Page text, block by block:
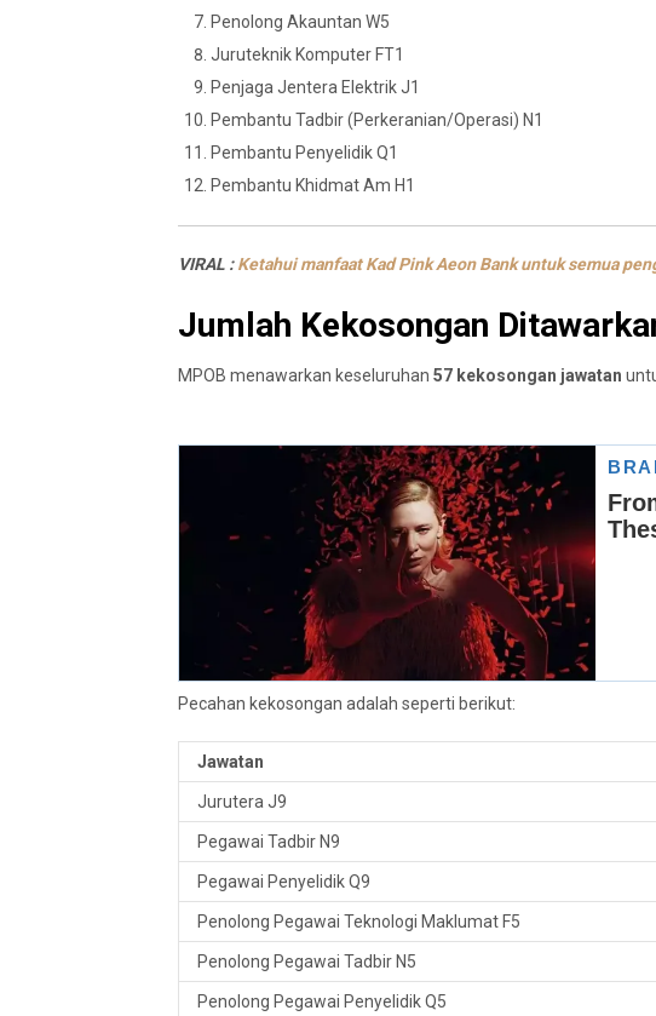
Penolong Akauntan W5
Juruteknik Komputer FT1
Penjaga Jentera Elektrik J1
Pembantu Tadbir (Perkeranian/Operasi) N1
Pembantu Penyelidik Q1
Pembantu Khidmat Am H1
VIRAL :Ketahui manfaat Kad Pink Aeon Bank untuk semua
Jumlah Kekosongan
MPOB menawarkan keseluruhan 57 kekosongan jawatan
Pecahan kekosongan adalah seperti berikut:
Jawatan
Jurutera J9
Pegawai Tadbir N9
Pegawai Penyelidik Q9
Penolong Pegawai Teknologi Maklumat F5
Penolong Pegawai Tadbir N5
Penolong Pegawai Penyelidik Q5